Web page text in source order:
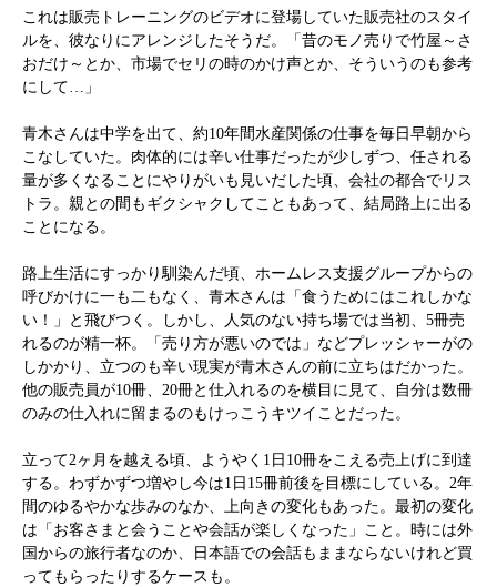
これは販売トレーニングのビデオに登場していた販売社のスタイ
ルを、彼なりにアレンジしたそうだ。「昔のモノ売りで竹屋～さ
おだけ～とか、市場でセリの時のかけ声とか、そういうのも参考
にして…」
青木さんは中学を出て、約10年間水産関係の仕事を毎日早朝から
こなしていた。肉体的には辛い仕事だったが少しずつ、任される
量が多くなることにやりがいも見いだした頃、会社の都合でリス
トラ。親との間もギクシャクしてこともあって、結局路上に出る
ことになる。
路上生活にすっかり馴染んだ頃、ホームレス支援グループからの
呼びかけに一も二もなく、青木さんは「食うためにはこれしかな
い！」と飛びつく。しかし、人気のない持ち場では当初、5冊売
れるのが精一杯。「売り方が悪いのでは」などプレッシャーがの
しかかり、立つのも辛い現実が青木さんの前に立ちはだかった。
他の販売員が10冊、20冊と仕入れるのを横目に見て、自分は数冊
のみの仕入れに留まるのもけっこうキツイことだった。
立って2ヶ月を越える頃、ようやく1日10冊をこえる売上げに到達
する。わずかずつ増やし今は1日15冊前後を目標にしている。2年
間のゆるやかな歩みのなか、上向きの変化もあった。最初の変化
は「お客さまと会うことや会話が楽しくなった」こと。時には外
国からの旅行者なのか、日本語での会話もままならないけれど買
ってもらったりするケースも。